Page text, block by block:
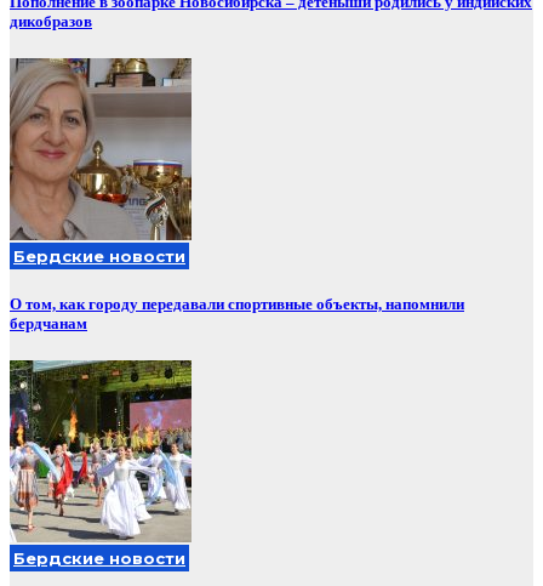
дикобразов
Бердские новости
О том, как городу передавали спортивные объекты, напомнили
бердчанам
Бердские новости